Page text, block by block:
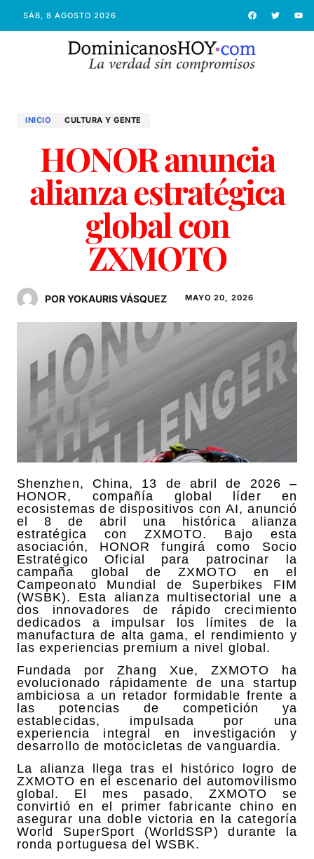
SÁB, 8 AGOSTO 2026
INICIO CULTURA Y GENTE
HONOR anuncia
alianza estratégica
global con
ZXMOTO
POR YOKAURIS VÁSQUEZ MAYO 20, 2026
Shenzhen, China, 13 de abril de 2026 –
HONOR, compañía global líder en
ecosistemas de dispositivos con AI, anunció
el 8 de abril una histórica alianza
estratégica con ZXMOTO. Bajo esta
asociación, HONOR fungirá como Socio
Estratégico Oficial para patrocinar la
campaña global de ZXMOTO en el
Campeonato Mundial de Superbikes FIM
(WSBK). Esta alianza multisectorial une a
dos innovadores de rápido crecimiento
dedicados a impulsar los límites de la
manufactura de alta gama, el rendimiento y
las experiencias premium a nivel global.
Fundada por Zhang Xue, ZXMOTO ha
evolucionado rápidamente de una startup
ambiciosa a un retador formidable frente a
las potencias de competición ya
establecidas, impulsada por una
experiencia integral en investigación y
desarrollo de motocicletas de vanguardia.
La alianza llega tras el histórico logro de
ZXMOTO en el escenario del automovilismo
global. El mes pasado, ZXMOTO se
convirtió en el primer fabricante chino en
asegurar una doble victoria en la categoría
World SuperSport (WorldSSP) durante la
ronda portuguesa del WSBK.